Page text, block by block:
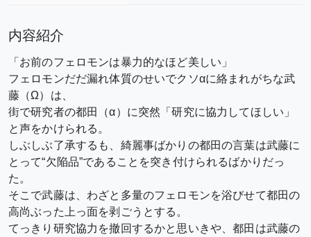
内容紹介
「お前のフェロモンは暴力的なほど美しい」
フェロモンだだ漏れ体質のせいでクソαに絡まれがちな武
藤（Ω）は、
街で研究者の都田（α）に突然「研究に協力してほしい」
と声をかけられる。
しぶしぶ了承するも、綺麗事ばかりの都田の言葉は武藤に
とって“欠陥品”であることを突き付けられるばかりだっ
た。
そこで武藤は、わざと多量のフェロモンを浴びせて都田の
高尚ぶった上っ面を剥ごうとする。
てっきり研究協力を撤回するかと思いきや、都田は武藤の